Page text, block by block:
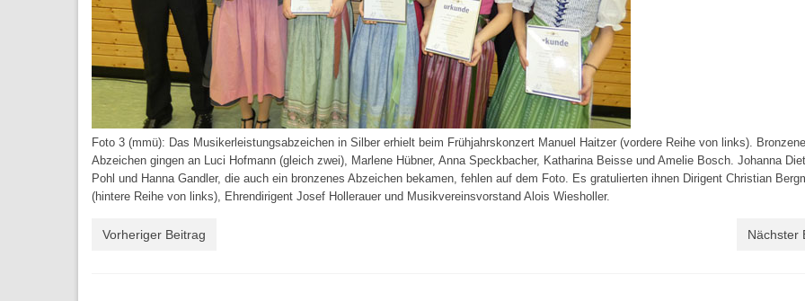
Foto 3 (mmü): Das Musikerleistungsabzeichen in Silber erhielt beim Frühjahrskonzert Manuel Haitzer (vordere Reihe von links). Bronzene
Abzeichen gingen an Luci Hofmann (gleich zwei), Marlene Hübner, Anna Speckbacher, Katharina Beisse und Amelie Bosch. Johanna
Pohl und Hanna Gandler, die auch ein bronzenes Abzeichen bekamen, fehlen auf dem Foto. Es gratulierten ihnen Dirigent Christian
(hintere Reihe von links), Ehrendirigent Josef Hollerauer und Musikvereinsvorstand Alois Wiesholler.
Vorheriger Beitrag Nächster